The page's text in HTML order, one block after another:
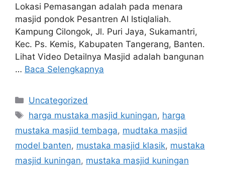
Lokasi Pemasangan adalah pada menara
masjid pondok Pesantren Al Istiqlaliah.
Kampung Cilongok, Jl. Puri Jaya, Sukamantri,
Kec. Ps. Kemis, Kabupaten Tangerang, Banten.
Lihat Video Detailnya Masjid adalah bangunan
… Baca Selengkapnya
Uncategorized
harga mustaka masjid kuningan, harga
mustaka masjid tembaga, mudtaka masjid
model banten, mustaka masjid klasik, mustaka
masjid kuningan, mustaka masjid kuningan